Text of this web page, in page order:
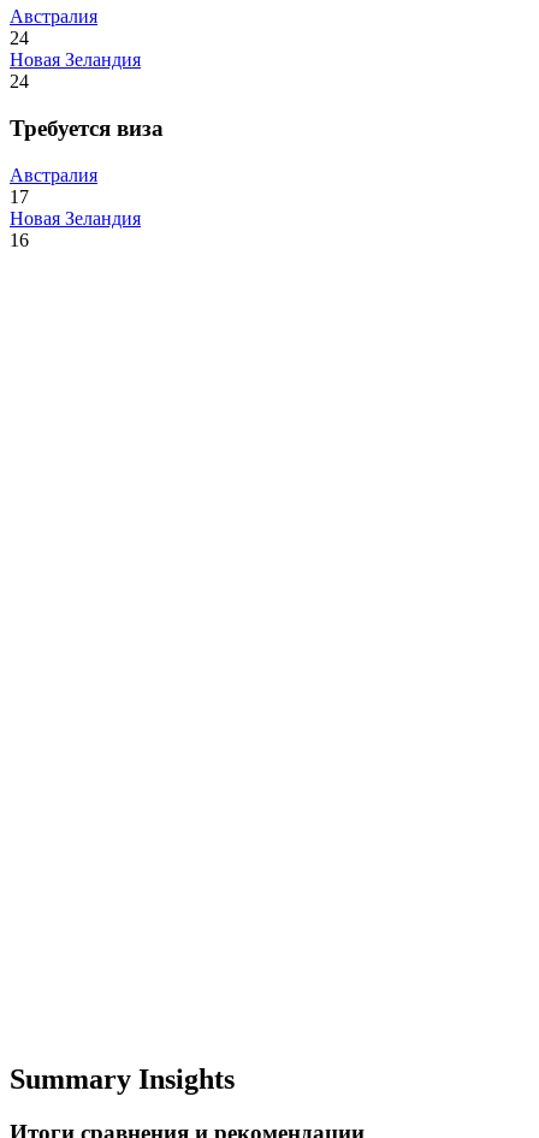
Австралия
24
Новая Зеландия
24
Требуется виза
Австралия
17
Новая Зеландия
16
Summary Insights
Итоги сравнения и рекомендации